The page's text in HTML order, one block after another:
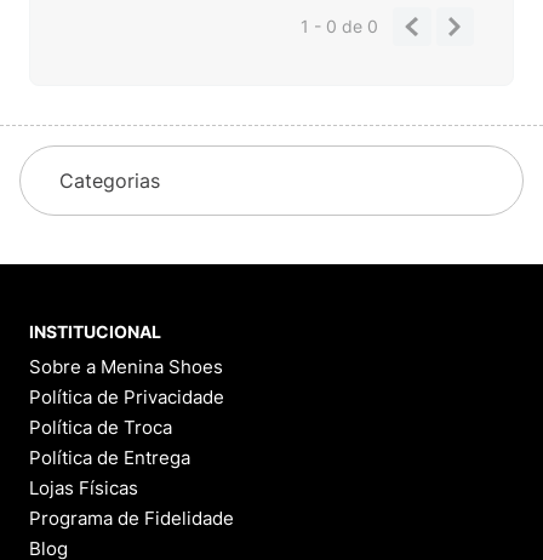
1 - 0de 0
Categorias
INSTITUCIONAL
Sobre a Menina Shoes
Política de Privacidade
Política de Troca
Política de Entrega
Lojas Físicas
Programa de Fidelidade
Blog